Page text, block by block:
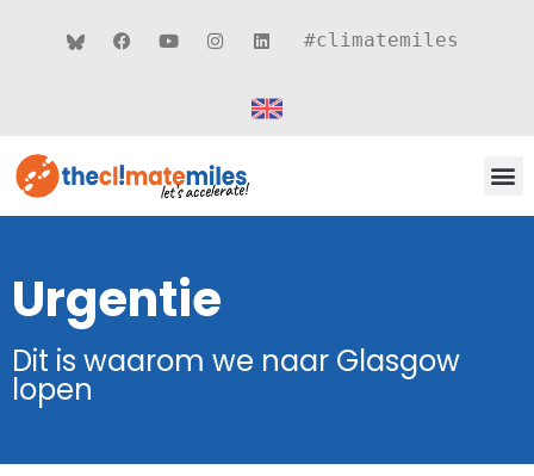
#climatemiles
Urgentie
Dit is waarom we naar Glasgow
lopen